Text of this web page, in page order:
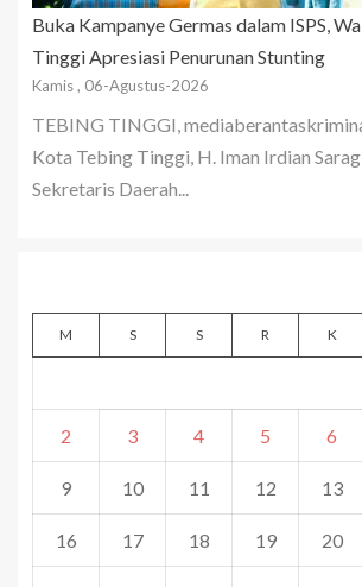
Buka Kampanye Germas dalam ISPS,
Tinggi Apresiasi Penurunan Stunting
Kamis , 06-Agustus-2026
TEBING TINGGI,
Kota Tebing Tinggi, H. Iman Irdian
Sekretaris Daerah...
M S S R K
2 3 4 5 6
9 10 11 12 13
16 17 18 19 20